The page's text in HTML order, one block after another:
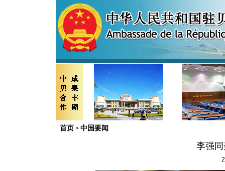
首页 > 中国要闻
李强